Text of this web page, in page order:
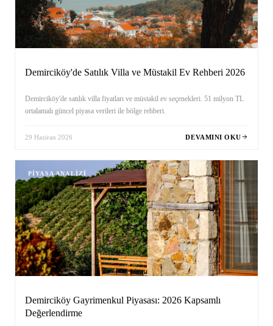
Demirciköy'de Satılık Villa ve Müstakil Ev Rehberi 2026
Demirciköy'de satılık villa fiyatları ve müstakil ev seçenekleri. 51 milyon TL
ortalamalı güncel piyasa verileri ile bölge rehberi.
29 Haziran 2026 DEVAMINI OKU
PIYASA ANALIZI
Demirciköy Gayrimenkul Piyasası: 2026 Kapsamlı
Değerlendirme